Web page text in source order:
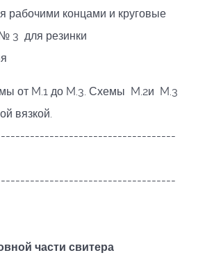
рабочими концами и круговые
3 для резинки
от M.1 до M.3. Схемы M.2и M.3
вязкой.
части свитера